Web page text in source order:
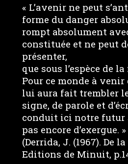
« L’avenir ne peut
forme du danger
rompt absolument
constituée et ne peut
présenter,
que sous l’espèce de
Pour ce monde à
lui aura fait trembler
signe, de parole et
conduit ici notre futur
pas encore d’exergue. »
(Derrida, J. (1967). De
Editions de Minuit,